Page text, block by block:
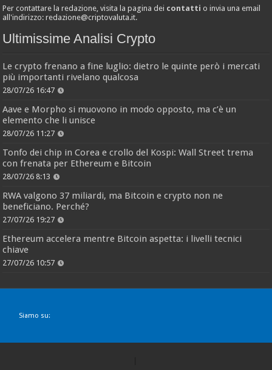
Per contattare la redazione, visita la pagina dei contatti o invia una email
all'indirizzo:redazione@criptovaluta.it.
Ultimissime Analisi Crypto
Le crypto frenano a fine luglio: dietro le quinte però i mercati
più importanti rivelano qualcosa
28/07/26 16:47
Aave e Morpho si muovono in modo opposto, ma c’è un
elemento che li unisce
28/07/26 11:27
Tonfo dei chip in Corea e crollo del Kospi: Wall Street trema
con frenata per Ethereum e Bitcoin
28/07/26 8:13
RWA valgono 37 miliardi, ma Bitcoin e crypto non ne
beneficiano. Perché?
27/07/26 19:27
Ethereum accelera mentre Bitcoin aspetta: i livelli tecnici
chiave
27/07/26 10:57
Siamo su: